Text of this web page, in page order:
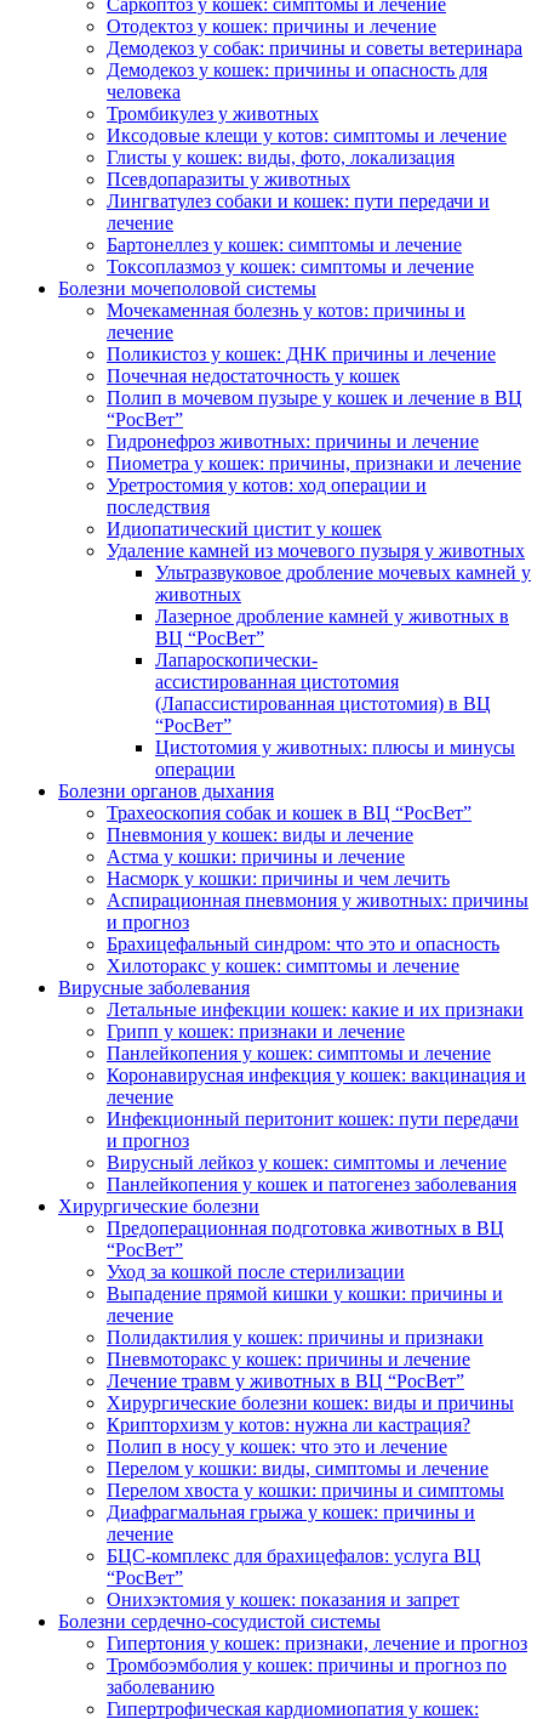
Саркоптоз у кошек: симптомы и лечение
Отодектоз у кошек: причины и лечение
Демодекоз у собак: причины и советы ветеринара
Демодекоз у кошек: причины и опасность для
человека
Тромбикулез у животных
Иксодовые клещи у котов: симптомы и лечение
Глисты у кошек: виды, фото, локализация
Псевдопаразиты у животных
Лингватулез собаки и кошек: пути передачи и
лечение
Бартонеллез у кошек: симптомы и лечение
Токсоплазмоз у кошек: симптомы и лечение
Болезни мочеполовой системы
Мочекаменная болезнь у котов: причины и
лечение
Поликистоз у кошек: ДНК причины и лечение
Почечная недостаточность у кошек
Полип в мочевом пузыре у кошек и лечение в ВЦ
“РосВет”
Гидронефроз животных: причины и лечение
Пиометра у кошек: причины, признаки и лечение
Уретростомия у котов: ход операции и
последствия
Идиопатический цистит у кошек
Удаление камней из мочевого пузыря у животных
Ультразвуковое дробление мочевых камней у
животных
Лазерное дробление камней у животных в
ВЦ “РосВет”
Лапароскопически-
ассистированная цистотомия
(Лапассистированная цистотомия) в ВЦ
“РосВет”
Цистотомия у животных: плюсы и минусы
операции
Болезни органов дыхания
Трахеоскопия собак и кошек в ВЦ “РосВет”
Пневмония у кошек: виды и лечение
Астма у кошки: причины и лечение
Насморк у кошки: причины и чем лечить
Аспирационная пневмония у животных: причины
и прогноз
Брахицефальный синдром: что это и опасность
Хилоторакс у кошек: симптомы и лечение
Вирусные заболевания
Летальные инфекции кошек: какие и их признаки
Грипп у кошек: признаки и лечение
Панлейкопения у кошек: симптомы и лечение
Коронавирусная инфекция у кошек: вакцинация и
лечение
Инфекционный перитонит кошек: пути передачи
и прогноз
Вирусный лейкоз у кошек: симптомы и лечение
Панлейкопения у кошек и патогенез заболевания
Хирургические болезни
Предоперационная подготовка животных в ВЦ
“РосВет”
Уход за кошкой после стерилизации
Выпадение прямой кишки у кошки: причины и
лечение
Полидактилия у кошек: причины и признаки
Пневмоторакс у кошек: причины и лечение
Лечение травм у животных в ВЦ “РосВет”
Хирургические болезни кошек: виды и причины
Крипторхизм у котов: нужна ли кастрация?
Полип в носу у кошек: что это и лечение
Перелом у кошки: виды, симптомы и лечение
Перелом хвоста у кошки: причины и симптомы
Диафрагмальная грыжа у кошек: причины и
лечение
БЦС-комплекс для брахицефалов: услуга ВЦ
“РосВет”
Онихэктомия у кошек: показания и запрет
Болезни сердечно-сосудистой системы
Гипертония у кошек: признаки, лечение и прогноз
Тромбоэмболия у кошек: причины и прогноз по
заболеванию
Гипертрофическая кардиомиопатия у кошек: